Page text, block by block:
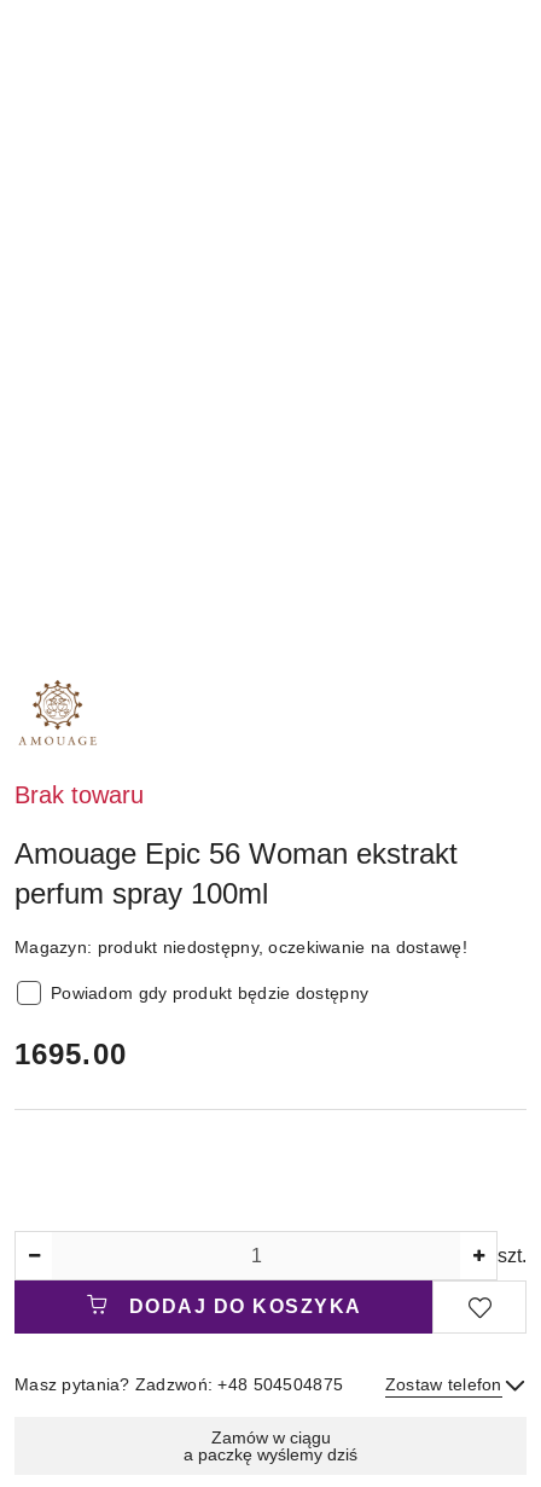
NAZWA
PRODUCENTA:
AMOUAGE
Brak towaru
Amouage Epic 56 Woman ekstrakt
perfum spray 100ml
Magazyn: produkt niedostępny, oczekiwanie na dostawę!
Powiadom gdy produkt będzie dostępny
cena:
1695.00
szt.
DODAJ DO KOSZYKA
Masz pytania? Zadzwoń: +48 504504875 Zostaw telefon
Zamów w ciągu
a paczkę wyślemy dziś